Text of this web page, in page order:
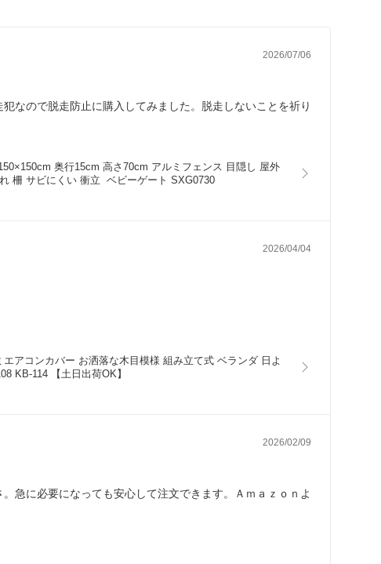
2026/07/06
なので脱走防止に購入してみました。脱走しないことを祈り
奥行15cm 高さ70cm アルミフェンス 目隠し 屋外
柵 サビにくい 衝立  ベビーゲート SXG0730
2026/04/04
アコンカバー お洒落な木目模様 組み立て式 ベランダ 日よ
KB-114 【土日出荷OK】
2026/02/09
急に必要になっても安心して注文できます。Ａｍａｚｏｎよ